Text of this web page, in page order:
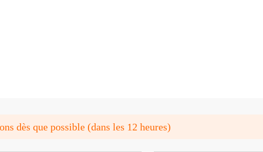
dès que possible (dans les 12 heures)